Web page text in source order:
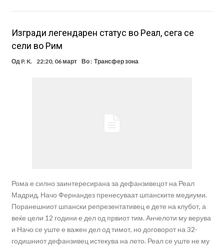
Изгради легендарен статус во Реал, сега се
сели во Рим
Од P. K. 22:20, 06 март Во : Трансфер зона
Рома е силно заинтересирана за дефанзивецот на Реал
Мадрид, Начо Фернандез пренесуваат шпанските медиуми.
Поранешниот шпански репрезентативец е дете на клубот, а
веќе цели 12 години е дел од првиот тим. Анчелоти му верува
и Начо се уште е важен дел од тимот, но договорот на 32-
годишниот дефанзивец истекува на лето. Реал се уште не му